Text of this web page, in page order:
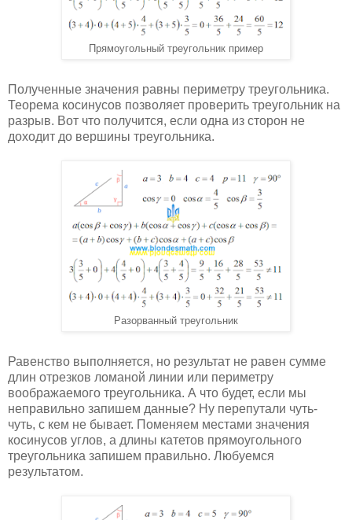
Прямоугольный треугольник пример
Полученные значения равны периметру треугольника.
Теорема косинусов позволяет проверить треугольник на
разрыв. Вот что получится, если одна из сторон не
доходит до вершины треугольника.
Разорванный треугольник
Равенство выполняется, но результат не равен сумме
длин отрезков ломаной линии или периметру
воображаемого треугольника. А что будет, если мы
неправильно запишем данные? Ну перепутали чуть-
чуть, с кем не бывает. Поменяем местами значения
косинусов углов, а длины катетов прямоугольного
треугольника запишем правильно. Любуемся
результатом.